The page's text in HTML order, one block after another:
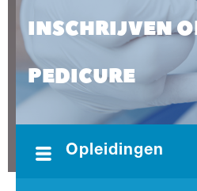
INSCHRIJVEN
PEDICURE
Opleidingen